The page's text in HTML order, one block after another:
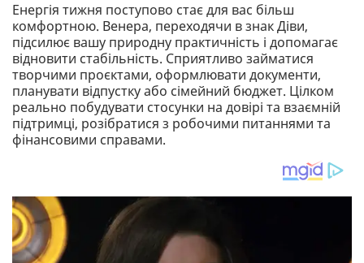
Енергія тижня поступово стає для вас більш
комфортною. Венера, переходячи в знак Діви,
підсилює вашу природну практичність і допомагає
відновити стабільність. Сприятливо займатися
творчими проєктами, оформлювати документи,
планувати відпустку або сімейний бюджет. Цілком
реально побудувати стосунки на довірі та взаємній
підтримці, розібратися з робочими питаннями та
фінансовими справами.